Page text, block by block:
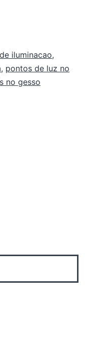
iluminacao,
, pontos de luz no
no gesso